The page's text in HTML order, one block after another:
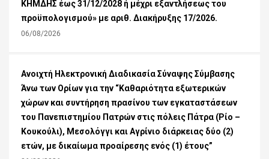
ΚΗΜΔΗΣ έως 31/12/2028 ή μέχρι εξαντλήσεως του
προϋπολογισμού» με αριθ. Διακήρυξης 17/2026.
06/08/2026
Ανοιχτή Ηλεκτρονική Διαδικασία Σύναψης Σύμβασης
Άνω των Ορίων για την “Καθαριότητα εξωτερικών
χώρων και συντήρηση πρασίνου των εγκαταστάσεων
του Πανεπιστημίου Πατρών στις πόλεις Πάτρα (Ρίο –
Κουκούλι), Μεσολόγγι και Αγρίνιο διάρκειας δύο (2)
ετών, με δικαίωμα προαίρεσης ενός (1) έτους”